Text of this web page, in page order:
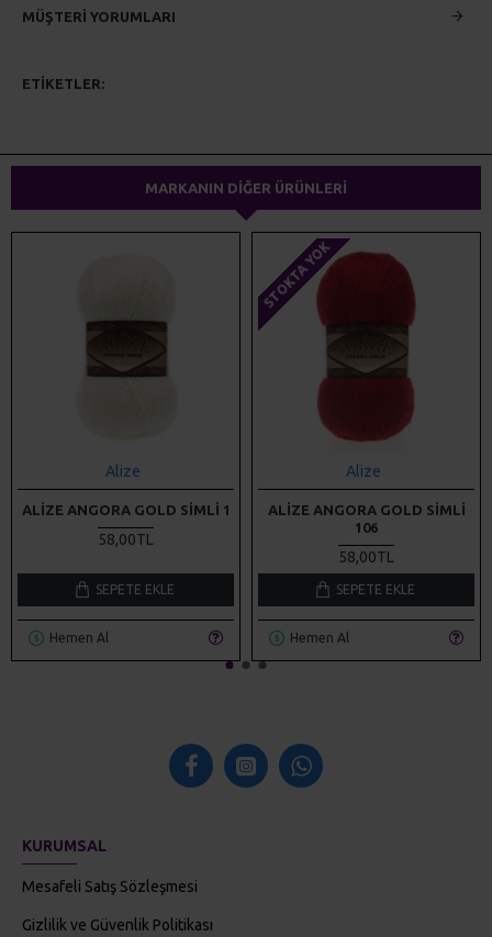
MÜŞTERI YORUMLARI
ETIKETLER:
MARKANIN DIĞER ÜRÜNLERI
Alize
ALIZE ANGORA GOLD SIMLI 1
58,00TL
SEPETE EKLE
Hemen Al
STOKTA YOK
Alize
ALIZE ANGORA GOLD SIMLI
106
58,00TL
SEPETE EKLE
Hemen Al
KURUMSAL
Mesafeli Satış Sözleşmesi
Gizlilik ve Güvenlik Politikası